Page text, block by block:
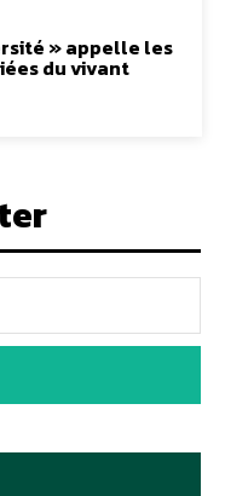
» appelle les
du vivant